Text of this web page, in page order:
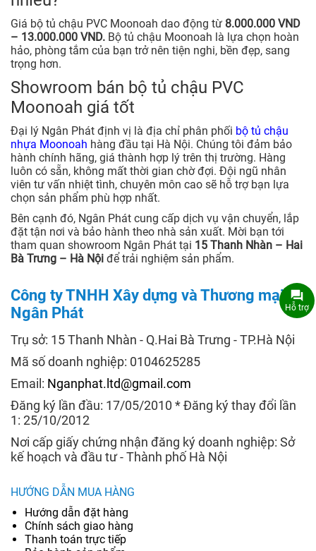
Giá bộ tủ chậu PVC Moonoah dao động từ 8.000.000 VND
– 13.000.000 VND. Bộ tủ chậu Moonoah là lựa chọn hoàn
hảo, phòng tắm của bạn trở nên tiện nghi, bền đẹp, sang
trọng hơn.
Showroom bán bộ tủ chậu PVC
Moonoah giá tốt
Đại lý Ngân Phát định vị là địa chỉ phân phối bộ tủ chậu
nhựa Moonoah hàng đầu tại Hà Nội. Chúng tôi đảm bảo
hành chính hãng, giá thành hợp lý trên thị trường. Hàng
luôn có sẵn, không mất thời gian chờ đợi. Đội ngũ nhân
viên tư vấn nhiệt tình, chuyên môn cao sẽ hỗ trợ bạn lựa
chọn sản phẩm phù hợp nhất.
Bên cạnh đó, Ngân Phát cung cấp dịch vụ vận chuyển, lắp
đặt tận nơi và bảo hành theo nhà sản xuất. Mời bạn tới
tham quan showroom Ngân Phát tại 15 Thanh Nhàn – Hai
Bà Trưng – Hà Nội để trải nghiệm sản phẩm.
Công ty TNHH Xây dựng và Thương mại
Ngân Phát
Trụ sở: 15 Thanh Nhàn - Q.Hai Bà Trưng - TP.Hà Nội
Mã số doanh nghiệp: 0104625285
Email: Nganphat.ltd@gmail.com
Đăng ký lần đầu: 17/05/2010 * Đăng ký thay đổi lần
1: 25/10/2012
Nơi cấp giấy chứng nhận đăng ký doanh nghiệp: Sở
kế hoạch và đầu tư - Thành phố Hà Nội
HƯỚNG DẪN MUA HÀNG
Hướng dẫn đặt hàng
Chính sách giao hàng
Thanh toán trực tiếp
Hỗ trợ